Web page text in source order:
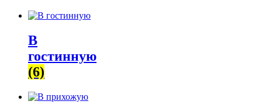
В
гостинную
(6)